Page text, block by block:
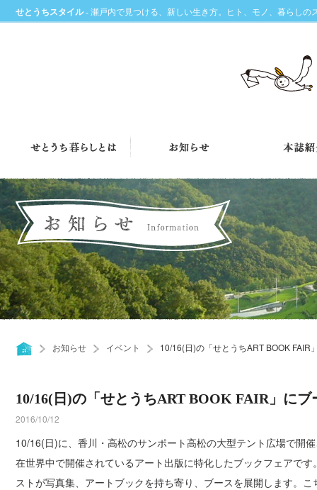
せとうちスタイル - 瀬戸内で見つける、新しい生き方。ヒト、モノ、暮らしの
お知らせ イベント 10/16(日)の「せとうちART BOOK FAIR
10/16(日)の「せとうちART BOOK FAIR」にブ
2016/10/12
10/16(日)に、香川・高松のサンポート高松の大型テント広場で開
在世界中で開催されているアート出版に特化したブックフェアで
ストが写真集、アートブックを持ち寄り、ブースを展開します。